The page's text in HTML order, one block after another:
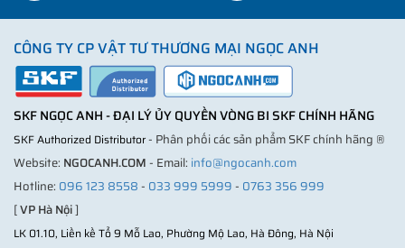
CÔNG TY CP VẬT TƯ THƯƠNG MẠI NGỌC ANH
SKF NGỌC ANH - ĐẠI LÝ ỦY QUYỀN VÒNG BI SKF CHÍNH HÃNG
SKF Authorized Distributor- Phân phối các sản phẩm SKF chính hãng ®
Website: NGOCANH.COM- Email: info@ngocanh.com
Hotline: 096 123 8558- 033 999 5999- 0763 356 999
[VP Hà Nội]
LK 01.10, Liền kề Tổ 9 Mỗ Lao, Phường Mộ Lao, Hà Đông, Hà Nội